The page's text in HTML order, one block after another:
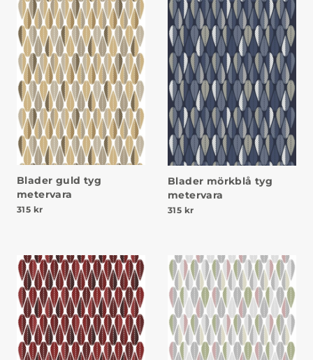
Blader guld tyg
metervara
315 kr
Blader mörkblå tyg
metervara
315 kr